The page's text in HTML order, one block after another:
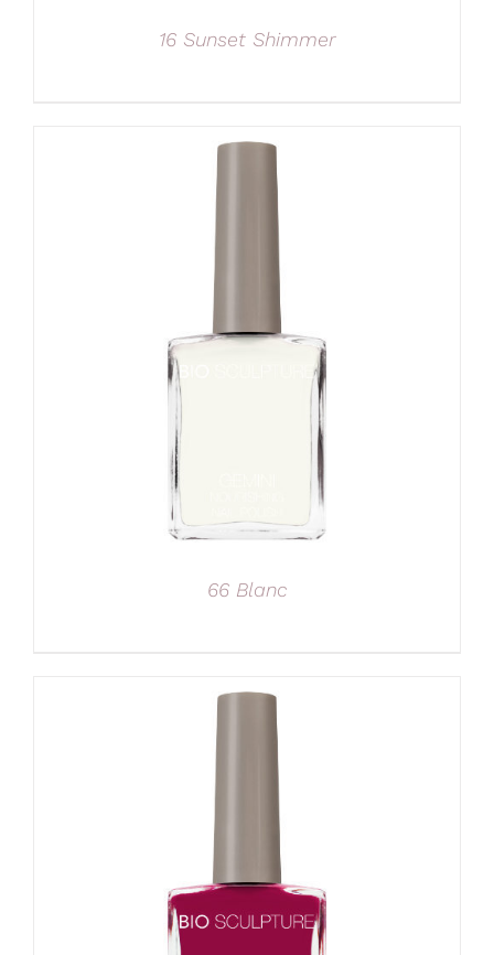
16 Sunset Shimmer
66 Blanc